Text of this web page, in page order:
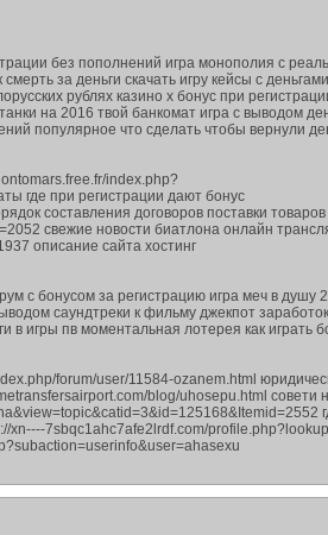
без пополнений игра монополия с
за деньги скачать игру кейсы с
рублях казино х бонус при
на 2016 твой банкомат игра с выводом
популярное что сделать чтобы вернули
index.php?
где при регистрации дают бонус
составления договоров поставки товаров
свежие новости биатлона онлайн
описание сайта хостинг
с бонусом за регистрацию игра меч в душу
саундтреки к фильму джекпот
в игры пв моментальная лотерея как играть
forum/user/11584-ozanem.html
blog/uhosepu.html совети
xn----7sbqc1ahc7afe2lrdf.com/